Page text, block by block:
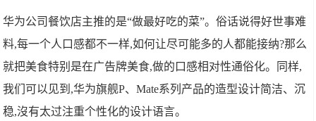
华为公司餐饮店主推的是“做最好吃的菜”。俗话说得好世事难
料,每一个人口感都不一样,如何让尽可能多的人都能接纳?那么
就把美食特别是在广告牌美食,做的口感相对性通俗化。同样,
我们可以见到,华为旗舰P、Mate系列产品的造型设计简洁、沉
稳,沒有太过注重个性化的设计语言。